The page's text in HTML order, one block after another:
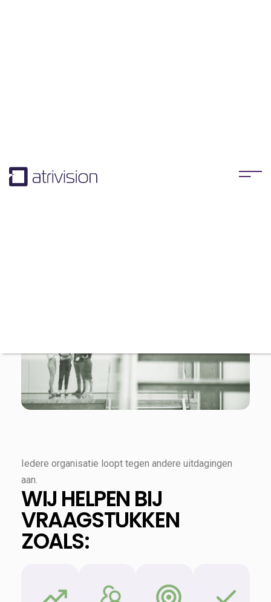
Organisaties staan continu voor de uitdaging om
medewerkers te laten ontwikkelen, betrokken te
Iedere organisatie loopt tegen andere uitdagingen
aan.
WIJ HELPEN BIJ
VRAAGSTUKKEN
ZOALS: